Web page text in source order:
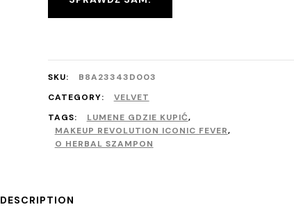
SKU:
B8A23343D003
CATEGORY:
VELVET
TAGS:
LUMENE GDZIE KUPIĆ,
MAKEUP REVOLUTION ICONIC FEVER,
O HERBAL SZAMPON
DESCRIPTION